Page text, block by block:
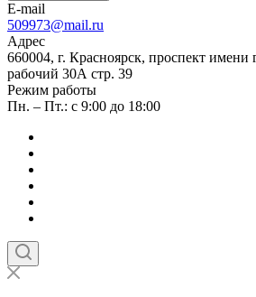
E-mail
509973@mail.ru
Адрес
660004, г. Красноярск, проспект имени
рабочий 30А стр. 39
Режим работы
Пн. – Пт.: с 9:00 до 18:00